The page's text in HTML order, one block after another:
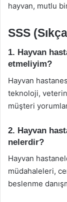
hayvan, mutlu
SSS
1. Hayvan
etmeliyim?
Hayvan
teknoloji,
müşteri
2. Hayvan
nelerdir?
Hayvan
müdahaleleri,
beslenme